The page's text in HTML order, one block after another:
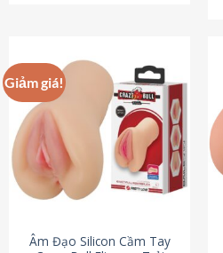
Giảm giá!
Âm Đạo Silicon Cầm Tay